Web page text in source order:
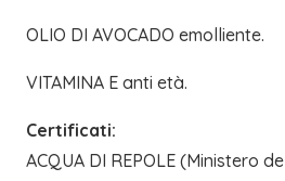
OLIO DI AVOCADO emolliente.
VITAMINA E anti età.
Certificati:
ACQUA DI REPOLE (Ministero